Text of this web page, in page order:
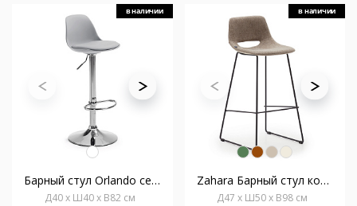
в наличии
Барный стул Orlando серый
Д40 x Ш40 x В82 см
в наличии
Zahara Барный стул коричневый с черными стальными ножками 76 см
Д47 x Ш50 x В98 см